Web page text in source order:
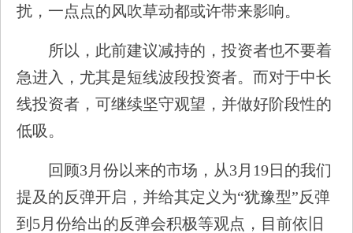
扰，一点点的风吹草动都或许带来影响。
所以，此前建议减持的，投资者也不要着
急进入，尤其是短线波段投资者。而对于中长
线投资者，可继续坚守观望，并做好阶段性的
低吸。
回顾3月份以来的市场，从3月19日的我们
提及的反弹开启，并给其定义为“犹豫型”反弹
到5月份给出的反弹会积极等观点，目前依旧